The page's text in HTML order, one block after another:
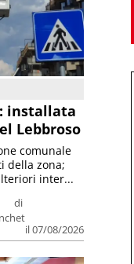
installata
Lebbroso
di
il 07/08/2026
comunale
della zona;
inter...